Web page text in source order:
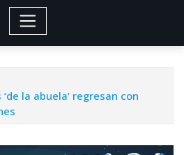
la abuela’ regresan con